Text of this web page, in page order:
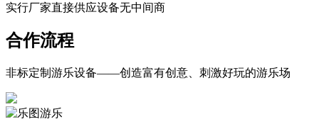
实行厂家直接供应设备无中间商
合作流程
非标定制游乐设备——创造富有创意、刺激好玩的游乐场